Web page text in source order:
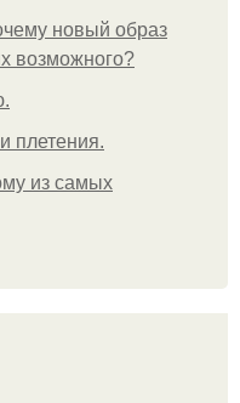
новый образ
возможного?
плетения.
из самых